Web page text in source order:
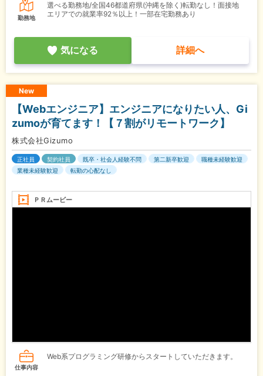
勤務地
選べる勤務地/全国46都道府県(沖縄を除く)転勤なし！面接地
エリアでの就業率92％以上！一部在宅勤務あり
気になる 詳細へ
New
【Webエンジニア】エンジニアになりたい人、Gi
zumoが育てます！【７割がリモートワーク】
株式会社Gizumo
正社員 契約社員 既卒・社会人経験不問 第二新卒歓迎
職種未経験歓迎
業種未経験歓迎
転勤の心配なし
ＰＲムービー
仕事内容
Web系プログラミング研修からスタートしていただきます。